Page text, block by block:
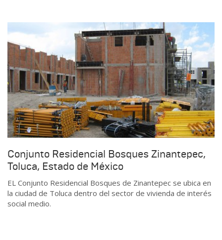
Conjunto Residencial Bosques Zinantepec,
Toluca, Estado de México
EL Conjunto Residencial Bosques de Zinantepec se ubica en
la ciudad de Toluca dentro del sector de vivienda de interés
social medio.